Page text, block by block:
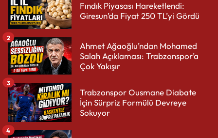
Fındık Piyasası Hareketlendi:
Giresun’da Fiyat 250 TL’yi Gördü
Ahmet Ağaoğlu’ndan Mohamed
Salah Açıklaması: Trabzonspor’a
Çok Yakışır
2
Trabzonspor Ousmane Diabate
İçin Sürpriz Formülü Devreye
Sokuyor
3
4